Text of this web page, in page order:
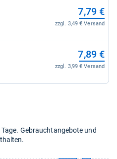
7,79 €
zzgl. 3,49 € Versand
7,89 €
zzgl. 3,99 € Versand
Gebrauchtangebote und